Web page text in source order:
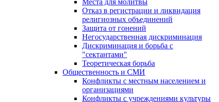
Места для молитвы
Отказ в регистрации и ликвидация
религиозных объединений
Защита от гонений
Негосударственная дискриминация
Дискриминация и борьба с
"сектантами"
Теоретическая борьба
Общественность и СМИ
Конфликты с местным населением и
организациями
Конфликты с учреждениями культуры